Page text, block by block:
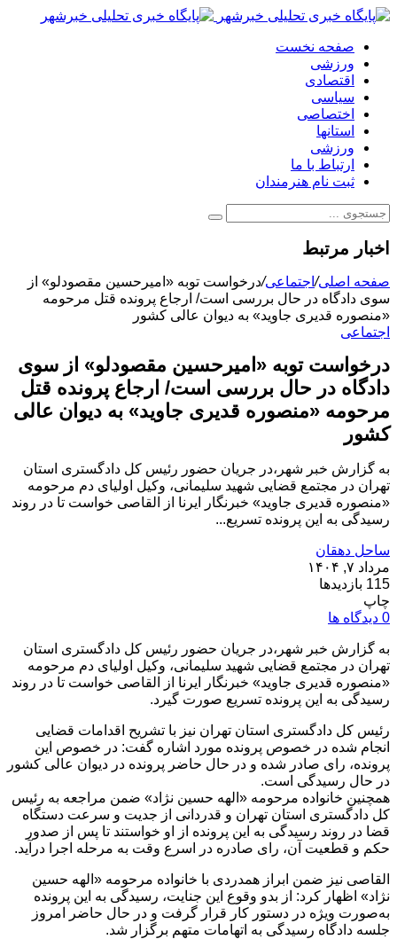
صفحه نخست
ورزشی
اقتصادی
سیاسی
اختصاصی
استانها
ورزشی
ارتباط با ما
ثبت نام هنرمندان
اخبار مرتبط
صفحه اصلی/اجتماعی/درخواست توبه «امیرحسین مقصودلو» از
سوی دادگاه در حال بررسی است/ ارجاع پرونده قتل مرحومه
«منصوره قدیری جاوید» به دیوان عالی کشور
اجتماعی
درخواست توبه «امیرحسین مقصودلو» از سوی
دادگاه در حال بررسی است/ ارجاع پرونده قتل
مرحومه «منصوره قدیری جاوید» به دیوان عالی
کشور
به گزارش خبر شهر،در جریان حضور رئیس کل دادگستری استان
تهران در مجتمع قضایی شهید سلیمانی، وکیل اولیای دم مرحومه
«منصوره قدیری جاوید» خبرنگار ایرنا از القاصی خواست تا در روند
رسیدگی به این پرونده تسریع...
ساحل دهقان
مرداد ۷, ۱۴۰۴
115 بازدیدها
چاپ
0 دیدگاه ها
به گزارش خبر شهر،در جریان حضور رئیس کل دادگستری استان
تهران در مجتمع قضایی شهید سلیمانی، وکیل اولیای دم مرحومه
«منصوره قدیری جاوید» خبرنگار ایرنا از القاصی خواست تا در روند
رسیدگی به این پرونده تسریع صورت گیرد.
رئیس کل دادگستری استان تهران نیز با تشریح اقدامات قضایی
انجام شده در خصوص پرونده مورد اشاره گفت: در خصوص این
پرونده، رای صادر شده و در حال حاضر پرونده در دیوان عالی کشور
در حال رسیدگی است.
همچنین خانواده مرحومه «الهه حسین نژاد» ضمن مراجعه به رئیس
کل دادگستری استان تهران و قدردانی از جدیت و سرعت دستگاه
قضا در روند رسیدگی به این پرونده از او خواستند تا پس از صدور
حکم و قطعیت آن، رای صادره در اسرع وقت به مرحله اجرا درآید.
القاصی نیز ضمن ابراز همدردی با خانواده مرحومه «الهه حسین
نژاد» اظهار کرد: از بدو وقوع این جنایت، رسیدگی به این پرونده
به‌صورت ویژه در دستور کار قرار گرفت و در حال حاضر امروز
جلسه دادگاه رسیدگی به اتهامات متهم برگزار شد.